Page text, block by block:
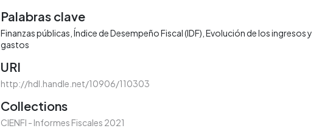
Palabras clave
Finanzas públicas Índice de Desempeño Fiscal (IDF) Evolución de los ingresos y
gastos
URI
http://hdl.handle.net/10906/110303
Collections
CIENFI - Informes Fiscales 2021